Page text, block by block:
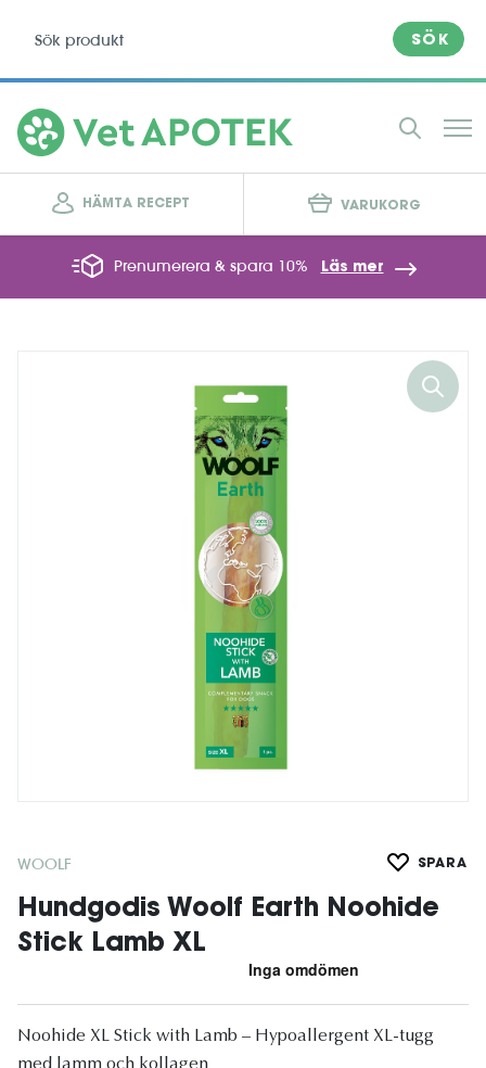
SÖK
HÄMTA RECEPT VARUKORG
Prenumerera & spara 10% Läs mer
WOOLF SPARA
Hundgodis Woolf Earth Noohide
Stick Lamb XL
Noohide XL Stick with Lamb – Hypoallergent XL-tugg